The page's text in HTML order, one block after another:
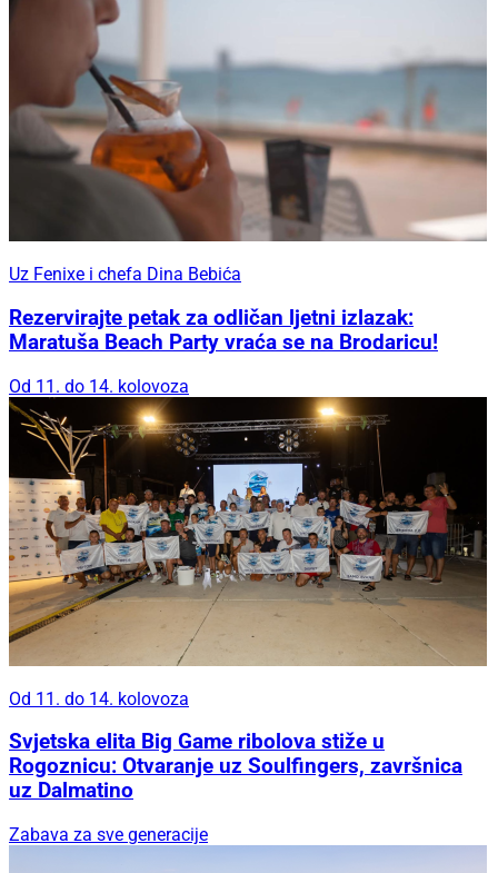
Uz Fenixe i chefa Dina Bebića
Rezervirajte petak za odličan ljetni izlazak:
Maratuša Beach Party vraća se na Brodaricu!
Od 11. do 14. kolovoza
Od 11. do 14. kolovoza
Svjetska elita Big Game ribolova stiže u
Rogoznicu: Otvaranje uz Soulfingers, završnica
uz Dalmatino
Zabava za sve generacije